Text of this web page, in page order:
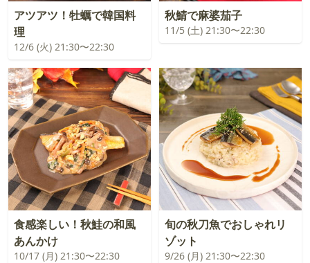
アツアツ！牡蠣で韓国料
理
12/6 (火) 21:30〜22:30
秋鯖で麻婆茄子
11/5 (土) 21:30〜22:30
食感楽しい！秋鮭の和風
あんかけ
10/17 (月) 21:30〜22:30
旬の秋刀魚でおしゃれリ
ゾット
9/26 (月) 21:30〜22:30